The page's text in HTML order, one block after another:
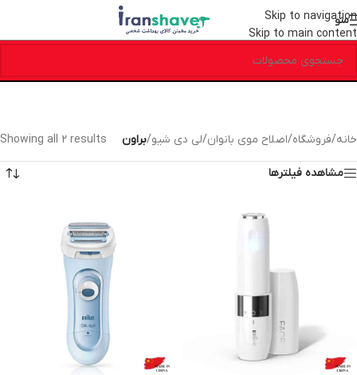
Skip to navigation
Skip to main content
منو
خانه/فروشگاه/اصلاح موی بانوان/لی دی شیو/براون Showing all 2 results
مشاهده فیلترها